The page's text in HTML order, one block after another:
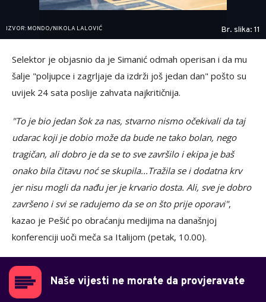
IZVOR: MONDO/NIKOLA LALOVIĆ Br. slika: 11
Selektor je objasnio da je Simanić odmah operisan i da mu
šalje "poljupce i zagrljaje da izdrži još jedan dan" pošto su
uvijek 24 sata poslije zahvata najkritičnija.
"To je bio jedan šok za nas, stvarno nismo očekivali da taj
udarac koji je dobio može da bude ne tako bolan, nego
tragičan, ali dobro je da se to sve završilo i ekipa je baš
onako bila čitavu noć se skupila...Tražila se i dodatna krv
jer nisu mogli da nađu jer je krvario dosta. Ali, sve je dobro
završeno i svi se radujemo da se on što prije oporavi",
kazao je Pešić po obraćanju medijima na današnjoj
konferenciji uoči meča sa Italijom (petak, 10.00).
Naše vijesti ne morate da provjeravate